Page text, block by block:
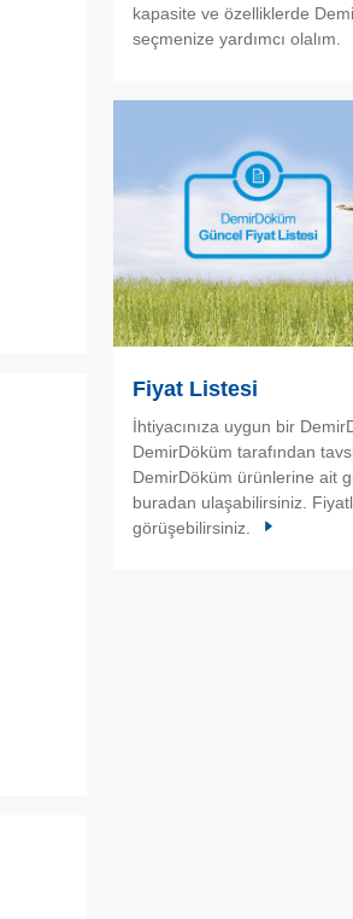
kapasite ve özelliklerde
seçmenize yardımcı olalım.
Fiyat Listesi
İhtiyacınıza uygun bir
DemirDöküm tarafından
DemirDöküm ürünlerine ait
buradan ulaşabilirsiniz.
görüşebilirsiniz.